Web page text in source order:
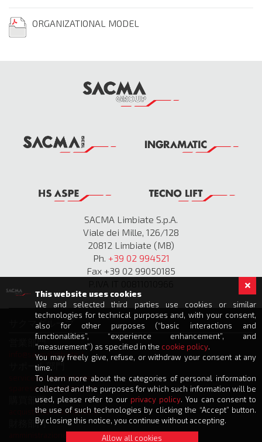
ORGANIZATIONAL MODEL
SACMA Limbiate S.p.A.
Viale dei Mille, 126/128
20812 Limbiate (MB)
Ph. +39 02 994521
Fax +39 02 99050185
サクマグループ
営業部門
info@sacmalimbiate.it
サポート部門
service@sacmalimbiate.it
spares@sacmalimbiate.it
購買部門
acquisti@sacmalimbiate.it
財務部門
amministrazione@sacmalimbiate.it
This website uses cookies
We and selected third parties use cookies or similar
technologies for technical purposes and, with your consent,
also for other purposes (“basic interactions and
functionalities”, “experience enhancement”, and
“measurement”) as specified in the cookie policy.
You may freely give, refuse, or withdraw your consent at any
time.
To learn more about the categories of personal information
collected and the purposes for which such information will be
used, please refer to our privacy policy. You can consent to
the use of such technologies by clicking the “Accept” button.
By closing this notice, you continue without accepting.
Allow all cookies